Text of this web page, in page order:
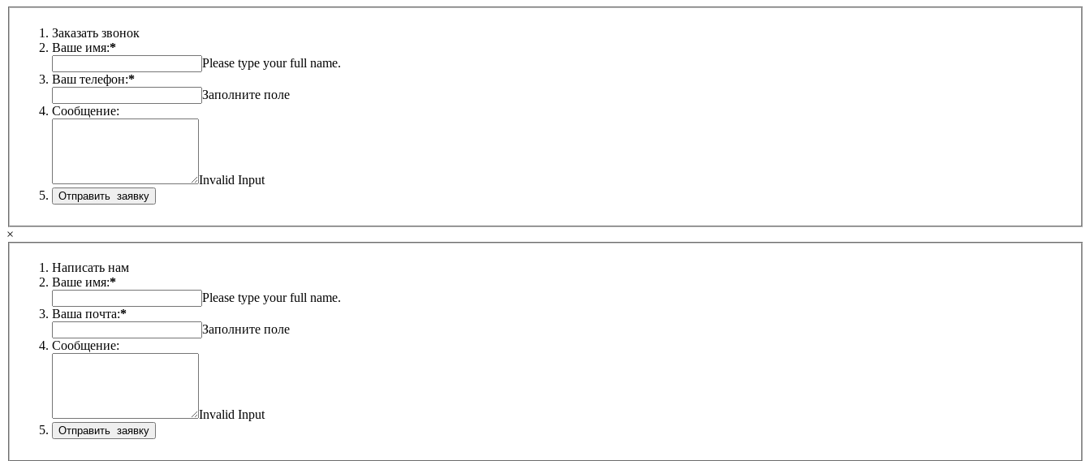
Заказать звонок
Ваше имя:*
Please type your full name.
Ваш телефон:*
Заполните поле
Сообщение:
Invalid Input
×
Написать нам
Ваше имя:*
Please type your full name.
Ваша почта:*
Заполните поле
Сообщение:
Invalid Input